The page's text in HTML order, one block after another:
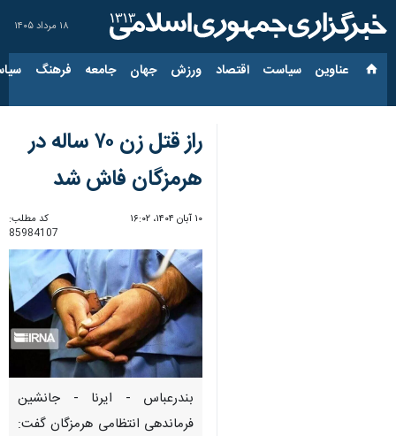
۱۸ مرداد ۱۴۰۵
عناوین‌ سیاست اقتصاد ورزش جهان جامعه فرهنگ
راز قتل زن ۷۰ ساله در
هرمزگان فاش شد
۱۰ آبان ۱۴۰۴، ۱۶:۰۲
کد مطلب:
85984107
بندرعباس - ایرنا - جانشین
فرماندهی انتظامی هرمزگان گفت: